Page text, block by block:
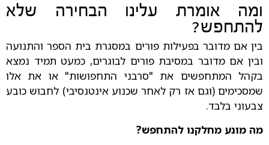
ומה אומרת עלינו הבחירה שלא
להתחפש?
בין אם מדובר בפעילות פורים במסגרת בית הספר והתנועה
ובין אם מדובר במסיבת פורים לבוגרים, כמעט תמיד נמצא
בקהל המתחפשים את "סרבני התחפושות" או את אלו
שמסכימים (וגם אז רק לאחר שכנוע אינטנסיבי) לחבוש כובע
צבעוני בלבד.
מה מונע מחלקנו להתחפש?